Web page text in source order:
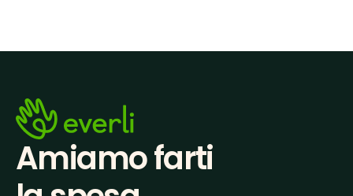
Amiamo farti